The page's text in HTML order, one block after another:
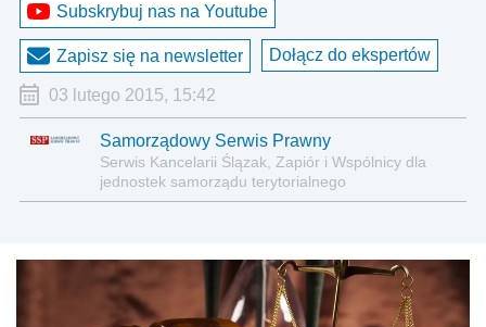
Subskrybuj nas na Youtube
Zapisz się na newsletter Dołącz do ekspertów
03 lutego 2015, 15:42
Samorządowy Serwis Prawny
Serwis Kancelarii Ślązak, Zapiór i Wspólnicy dla
jednostek samorządu terytorialnego